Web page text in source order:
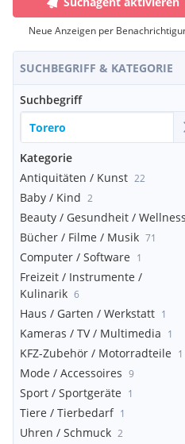
Neue Anzeigen per
SUCHBEGRIFF & KATEGORIE
Suchbegriff
Kategorie
Antiquitäten / Kunst 22
Baby / Kind 2
Beauty / Gesundheit / Wellness
Bücher / Filme / Musik 71
Computer / Software 1
Freizeit / Instrumente /
Kulinarik 6
Haus / Garten / Werkstatt 1
Kameras / TV / Multimedia 1
KFZ-Zubehör / Motorradteile 1
Mode / Accessoires 9
Sport / Sportgeräte 1
Tiere / Tierbedarf 1
Uhren / Schmuck 2